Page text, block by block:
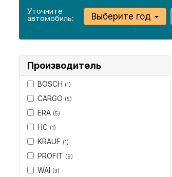
Уточните
автомобиль: Выберите год
Производитель
BOSCH (1)
CARGO (5)
ERA (5)
HC (1)
KRAUF (1)
PROFIT (9)
WAI (3)